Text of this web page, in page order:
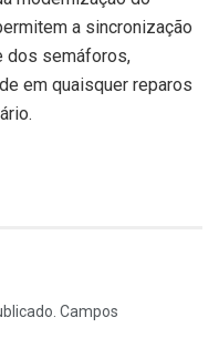
a sincronização
dos semáforos,
em quaisquer reparos
Campos